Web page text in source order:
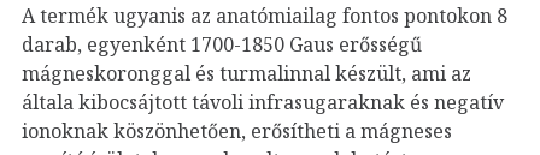
A termék ugyanis az anatómiailag fontos pontokon 8
darab, egyenként 1700-1850 Gaus erősségű
mágneskoronggal és turmalinnal készült, ami az
általa kibocsájtott távoli infrasugaraknak és negatív
ionoknak köszönhetően, erősítheti a mágneses